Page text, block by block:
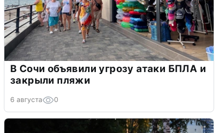
В Сочи объявили угрозу атаки БПЛА и
закрыли пляжи
6 августа 0